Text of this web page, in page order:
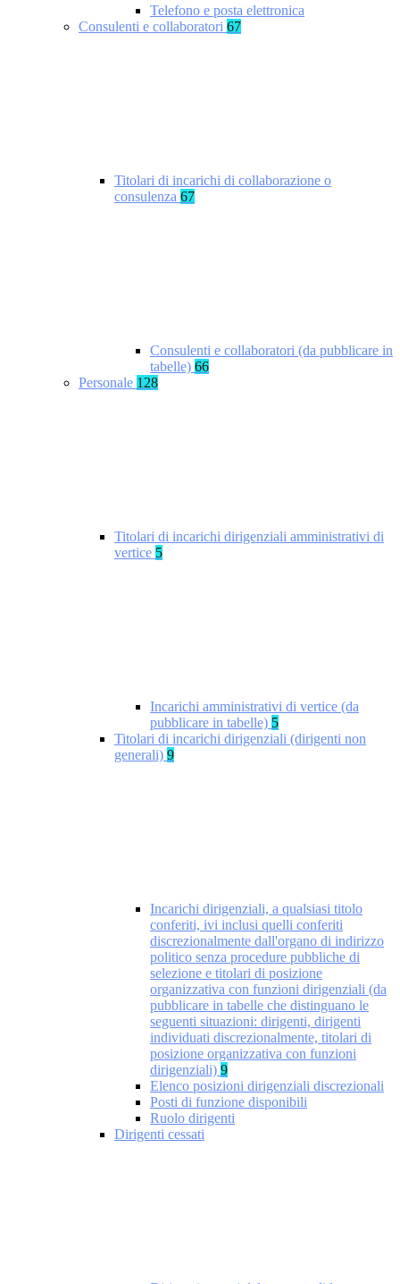
Telefono e posta elettronica
Consulenti e collaboratori 67
Titolari di incarichi di collaborazione o
consulenza 67
Consulenti e collaboratori (da pubblicare in
tabelle) 66
Personale 128
Titolari di incarichi dirigenziali amministrativi di
vertice 5
Incarichi amministrativi di vertice (da
pubblicare in tabelle) 5
Titolari di incarichi dirigenziali (dirigenti non
generali) 9
Incarichi dirigenziali, a qualsiasi titolo
conferiti, ivi inclusi quelli conferiti
discrezionalmente dall'organo di indirizzo
politico senza procedure pubbliche di
selezione e titolari di posizione
organizzativa con funzioni dirigenziali (da
pubblicare in tabelle che distinguano le
seguenti situazioni: dirigenti, dirigenti
individuati discrezionalmente, titolari di
posizione organizzativa con funzioni
dirigenziali) 9
Elenco posizioni dirigenziali discrezionali
Posti di funzione disponibili
Ruolo dirigenti
Dirigenti cessati